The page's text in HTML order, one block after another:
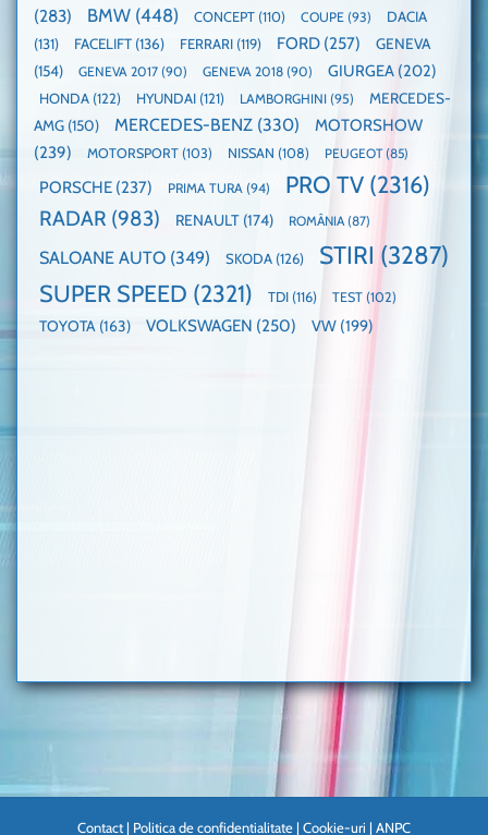
WCOTY
(283)
BMW (448) CONCEPT (110) COUPE (93)
DACIA
(131)
FACELIFT (136) FERRARI (119) FORD (257)
GENEVA
(154)
GENEVA 2017 (90) GENEVA 2018 (90) GIURGEA (202)
HONDA (122) HYUNDAI (121) LAMBORGHINI (95)
MERCEDES-
AMG (150) MERCEDES-BENZ (330)
MOTORSHOW
(239)
MOTORSPORT (103) NISSAN (108) PEUGEOT(85)
PORSCHE (237) PRIMA TURA (94) PRO TV (2316)
RADAR (983) RENAULT (174) ROMÂNIA (87)
SALOANE AUTO (349) SKODA (126) STIRI (3287)
SUPER SPEED (2321) TDI (116) TEST (102)
TOYOTA (163) VOLKSWAGEN (250) VW (199)
Contact | Politica de confidentialitate | Cookie-uri | ANPC